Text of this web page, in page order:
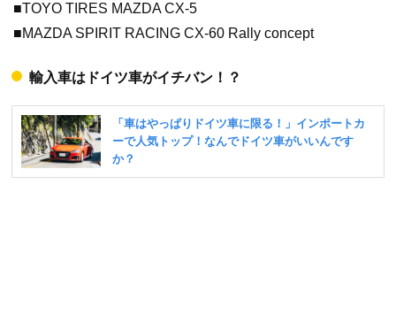
■TOYO TIRES MAZDA CX-5
■MAZDA SPIRIT RACING CX-60 Rally concept
輸入車はドイツ車がイチバン！？